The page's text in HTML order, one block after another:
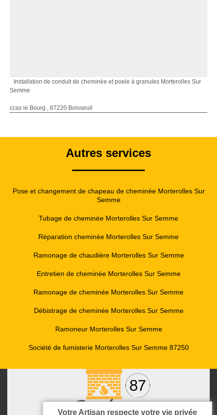
Installation de conduit de cheminée et poele à granules Morterolles Sur
Semme
ccas le Bourg , 87220 Boisseuil
Autres services
Pose et changement de chapeau de cheminée Morterolles Sur
Semme
Tubage de cheminée Morterolles Sur Semme
Réparation cheminée Morterolles Sur Semme
Ramonage de chaudière Morterolles Sur Semme
Entretien de cheminée Morterolles Sur Semme
Ramonage de cheminée Morterolles Sur Semme
Débistrage de cheminée Morterolles Sur Semme
Ramoneur Morterolles Sur Semme
Société de fumisterie Morterolles Sur Semme 87250
Votre Artisan respecte votre vie privée